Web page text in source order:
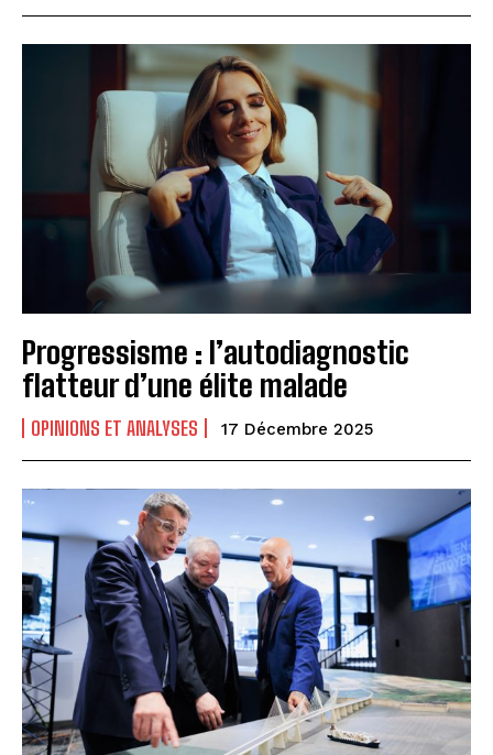
Progressisme : l’autodiagnostic
flatteur d’une élite malade
OPINIONS ET ANALYSES 17 Décembre 2025